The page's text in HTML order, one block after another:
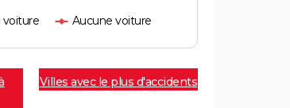
voiture Aucune voiture
Villes avec le plus d'accidents